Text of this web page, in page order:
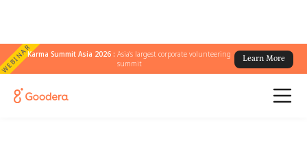
WEBINARKarma Summit Asia 2026 :Asia's largest corporate volunteering
summit
Learn More